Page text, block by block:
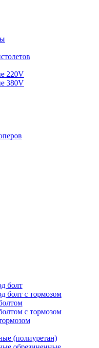
220V
380V
болт
болт с тормозом
с тормозом
(полиуретан)